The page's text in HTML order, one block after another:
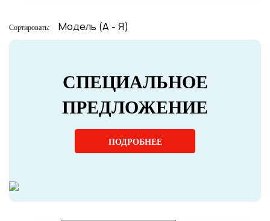
Сортировать:
СПЕЦИАЛЬНОЕ
ПРЕДЛОЖЕНИЕ
ПОДРОБНЕЕ